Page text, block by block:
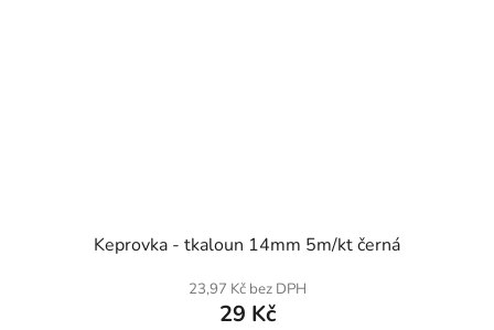
Keprovka - tkaloun 14mm 5m/kt černá
23,97 Kč bez DPH
29 Kč